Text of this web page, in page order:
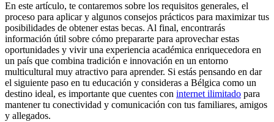
En este artículo, te contaremos sobre los requisitos generales, el
proceso para aplicar y algunos consejos prácticos para maximizar tus
posibilidades de obtener estas becas. Al final, encontrarás
información útil sobre cómo prepararte para aprovechar estas
oportunidades y vivir una experiencia académica enriquecedora en
un país que combina tradición e innovación en un entorno
multicultural muy atractivo para aprender. Si estás pensando en dar
el siguiente paso en tu educación y consideras a Bélgica como un
destino ideal, es importante que cuentes con internet ilimitado para
mantener tu conectividad y comunicación con tus familiares, amigos
y allegados.